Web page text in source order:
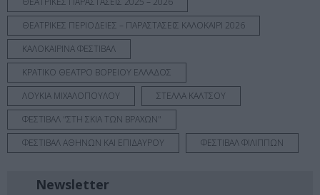
ΘΕΑΤΡΙΚΕΣ ΠΕΡΙΟΔΕΙΕΣ – ΠΑΡΑΣΤΑΣΕΙΣ ΚΑΛΟΚΑΙΡΙ 2026
ΚΑΛΟΚΑΙΡΙΝΑ ΦΕΣΤΙΒΑΛ
ΚΡΑΤΙΚΟ ΘΕΑΤΡΟ ΒΟΡΕΙΟΥ ΕΛΛΑΔΟΣ
ΛΟΥΚΙΑ ΜΙΧΑΛΟΠΟΥΛΟΥ
ΣΤΕΛΛΑ ΚΑΛΤΣΟΥ
ΦΕΣΤΙΒΑΛ "ΣΤΗ ΣΚΙΑ ΤΩΝ ΒΡΑΧΩΝ"
ΦΕΣΤΙΒΑΛ ΑΘΗΝΩΝ ΚΑΙ ΕΠΙΔΑΥΡΟΥ
ΦΕΣΤΙΒΑΛ ΦΙΛΙΠΠΩΝ
Newsletter